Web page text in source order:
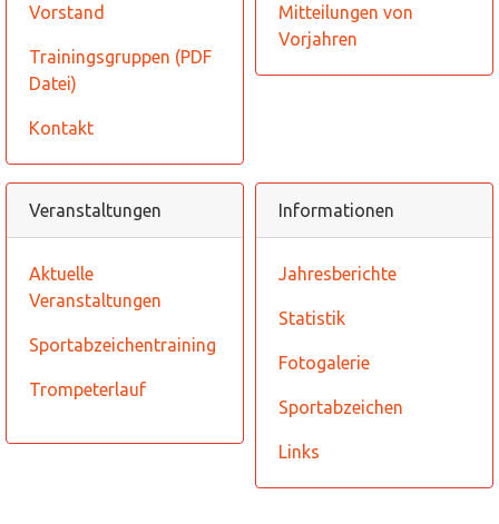
Vorstand
Trainingsgruppen (PDF
Datei)
Kontakt
Mitteilungen von
Vorjahren
Veranstaltungen
Aktuelle
Veranstaltungen
Sportabzeichentraining
Trompeterlauf
Informationen
Jahresberichte
Statistik
Fotogalerie
Sportabzeichen
Links